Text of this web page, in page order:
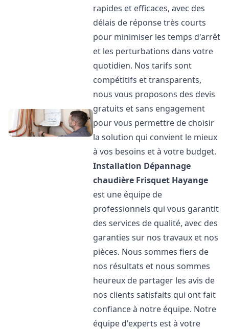
rapides et efficaces, avec des
délais de réponse très courts
pour minimiser les temps d'arrêt
et les perturbations dans votre
quotidien. Nos tarifs sont
compétitifs et transparents,
nous vous proposons des devis
gratuits et sans engagement
pour vous permettre de choisir
la solution qui convient le mieux
à vos besoins et à votre budget.
Installation Dépannage
chaudière Frisquet Hayange
est une équipe de
professionnels qui vous garantit
des services de qualité, avec des
garanties sur nos travaux et nos
pièces. Nous sommes fiers de
nos résultats et nous sommes
heureux de partager les avis de
nos clients satisfaits qui ont fait
confiance à notre équipe. Notre
équipe d'experts est à votre